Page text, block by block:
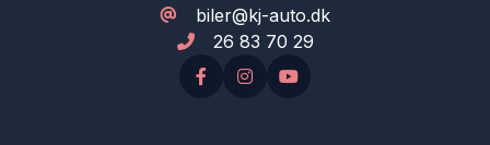
biler@kj-auto.dk
26 83 70 29